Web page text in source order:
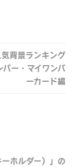
気背景ランキング
バー・マイワンバ
ーカード編
ーホルダー）」の